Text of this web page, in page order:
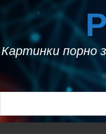
Картинки порно